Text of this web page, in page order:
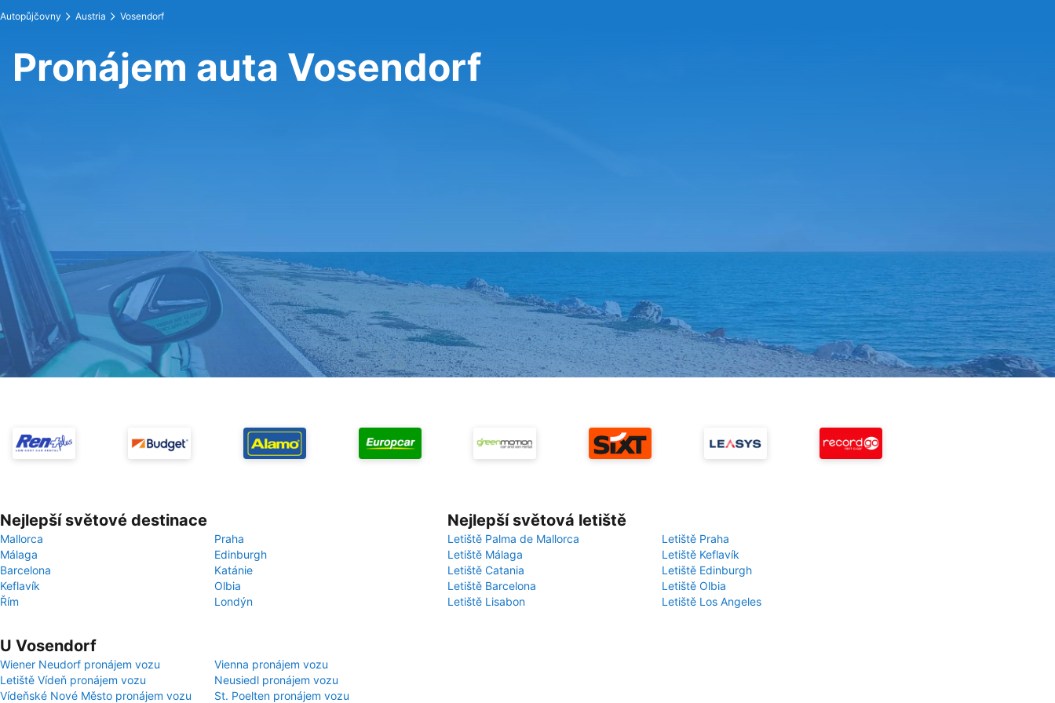
Autopůjčovny Austria Vosendorf
Pronájem auta Vosendorf
Nejlepší světové destinace
Mallorca
Praha
Málaga
Edinburgh
Barcelona
Katánie
Keflavík
Olbia
Řím
Londýn
Nejlepší světová letiště
Letiště Palma de Mallorca
Letiště Praha
Letiště Málaga
Letiště Keflavík
Letiště Catania
Letiště Edinburgh
Letiště Barcelona
Letiště Olbia
Letiště Lisabon
Letiště Los Angeles
U Vosendorf
Wiener Neudorf pronájem vozu
Vienna pronájem vozu
Letiště Vídeň pronájem vozu
Neusiedl pronájem vozu
Vídeňské Nové Město pronájem vozu
St. Poelten pronájem vozu